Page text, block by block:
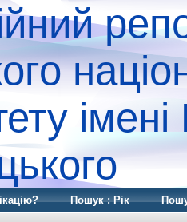
Пошук : Рік